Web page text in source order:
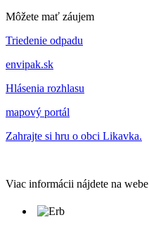
Môžete mať záujem
Triedenie odpadu
envipak.sk
Hlásenia rozhlasu
mapový portál
Zahrajte si hru o obci Likavka.
Viac informácii nájdete na webe